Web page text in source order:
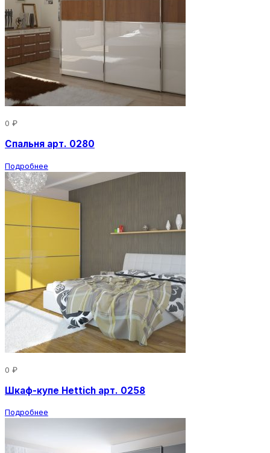
0 ₽
Спальня арт. 0280
Подробнее
0 ₽
Шкаф-купе Hettich арт. 0258
Подробнее